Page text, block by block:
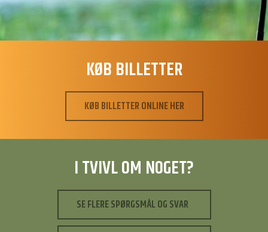
KØB BILLETTER
KØB BILLETTER ONLINE HER
I TVIVL OM NOGET?
SE FLERE SPØRGSMÅL OG SVAR